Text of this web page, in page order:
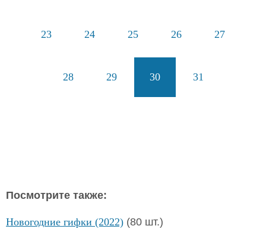
23 24 25 26 27
28 29 30 31
Посмотрите также:
Новогодние гифки (2022) (80 шт.)